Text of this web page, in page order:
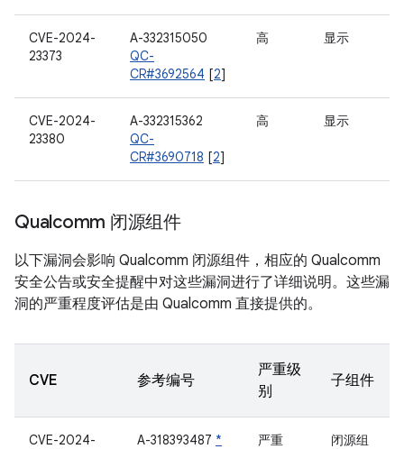
CVE-2024-
23373
A-332315050
QC-
CR#3692564 [2]
高 显示
CVE-2024-
23380
A-332315362
QC-
CR#3690718 [2]
高 显示
Qualcomm 闭源组件
以下漏洞会影响 Qualcomm 闭源组件，相应的 Qualcomm
安全公告或安全提醒中对这些漏洞进行了详细说明。这些漏
洞的严重程度评估是由 Qualcomm 直接提供的。
CVE 参考编号
严重级
别
子组件
CVE-2024-
A-318393487 * 严重
闭源组